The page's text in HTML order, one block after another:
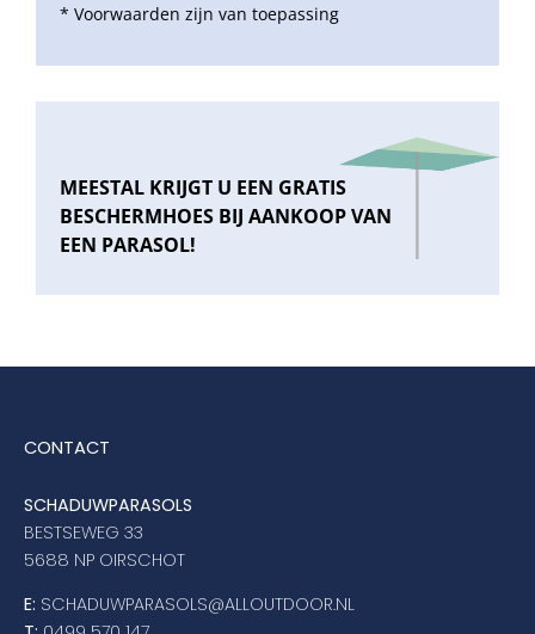
* Voorwaarden zijn van toepassing
MEESTAL KRIJGT U EEN GRATIS
BESCHERMHOES BIJ AANKOOP VAN
EEN PARASOL!
CONTACT
SCHADUWPARASOLS
BESTSEWEG 33
5688 NP OIRSCHOT
E: SCHADUWPARASOLS@ALLOUTDOOR.NL